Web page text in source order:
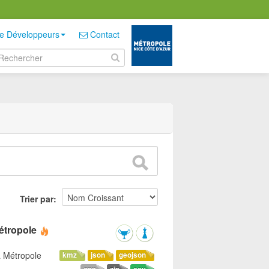
Développeurs Contact
Trier par
geojson
json
kmz
Métropole